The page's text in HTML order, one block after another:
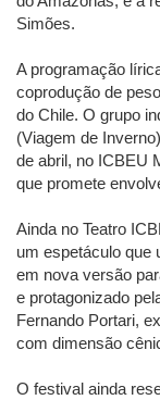
Simões.
A programação
coprodução de
do Chile. O grupo
(Viagem de
de abril, no ICBEU
que promete
Ainda no Teatro
um espetáculo que
em nova versão
e protagonizado
Fernando Portari,
com dimensão
O festival ainda